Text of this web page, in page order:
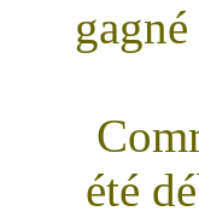
été